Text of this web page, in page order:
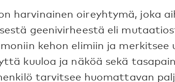
harvinainen oireyhtymä, joka
geenivirheestä eli
kehon elimiin ja merkitsee
kuuloa ja näköä sekä
tarvitsee huomattavan